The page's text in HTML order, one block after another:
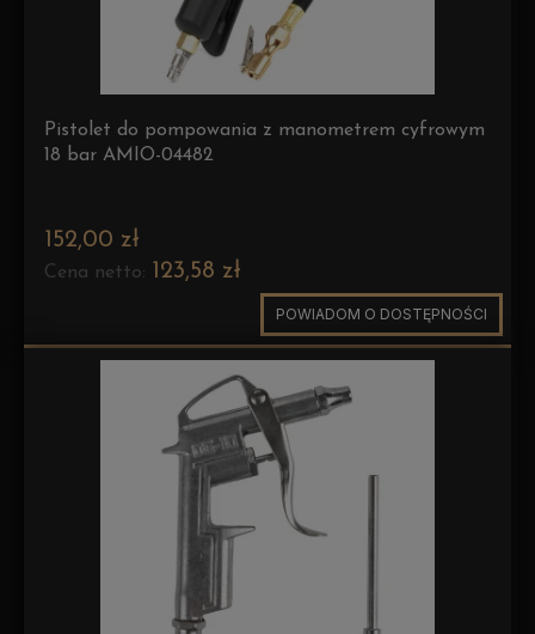
Pistolet do pompowania z manometrem cyfrowym
18 bar AMIO-04482
152,00 zł
Cena netto: 123,58 zł
POWIADOM O DOSTĘPNOŚCI